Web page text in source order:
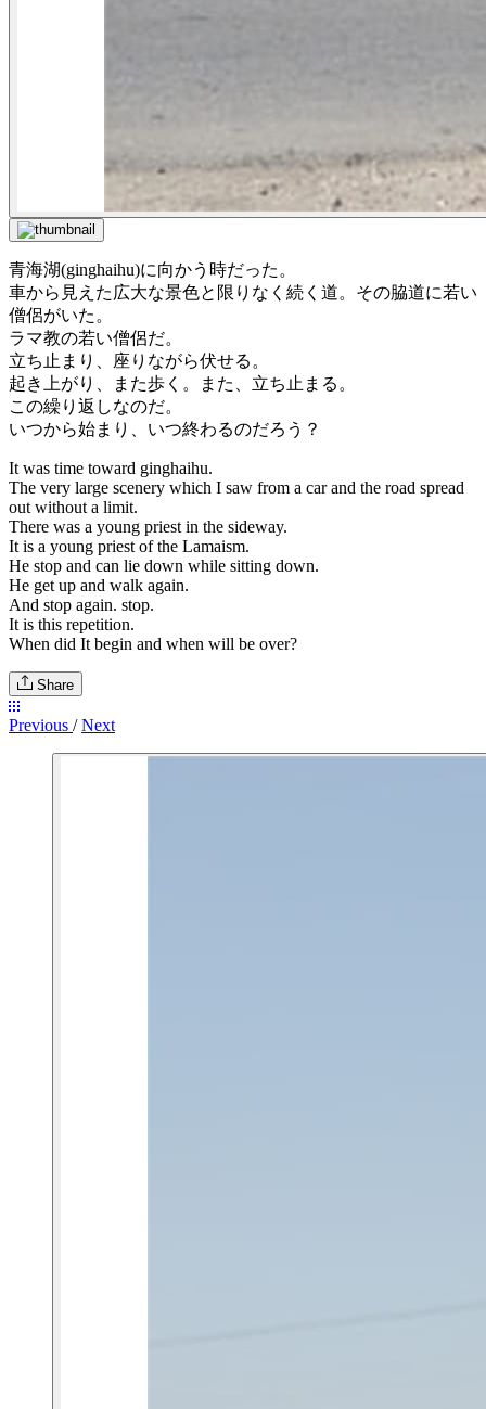
青海湖(ginghaihu)に向かう時だった。
車から見えた広大な景色と限りなく続く道。その脇道に若い
僧侶がいた。
ラマ教の若い僧侶だ。
立ち止まり、座りながら伏せる。
起き上がり、また歩く。また、立ち止まる。
この繰り返しなのだ。
いつから始まり、いつ終わるのだろう？
It was time toward ginghaihu.
The very large scenery which I saw from a car and the road spread
out without a limit.
There was a young priest in the sideway.
It is a young priest of the Lamaism.
He stop and can lie down while sitting down.
He get up and walk again.
And stop again. stop.
It is this repetition.
When did It begin and when will be over?
Share
Previous / Next